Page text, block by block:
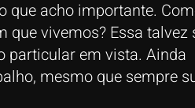
que acho importante.
vivemos? Essa talvez
particular em vista. Ainda
mesmo que sempre